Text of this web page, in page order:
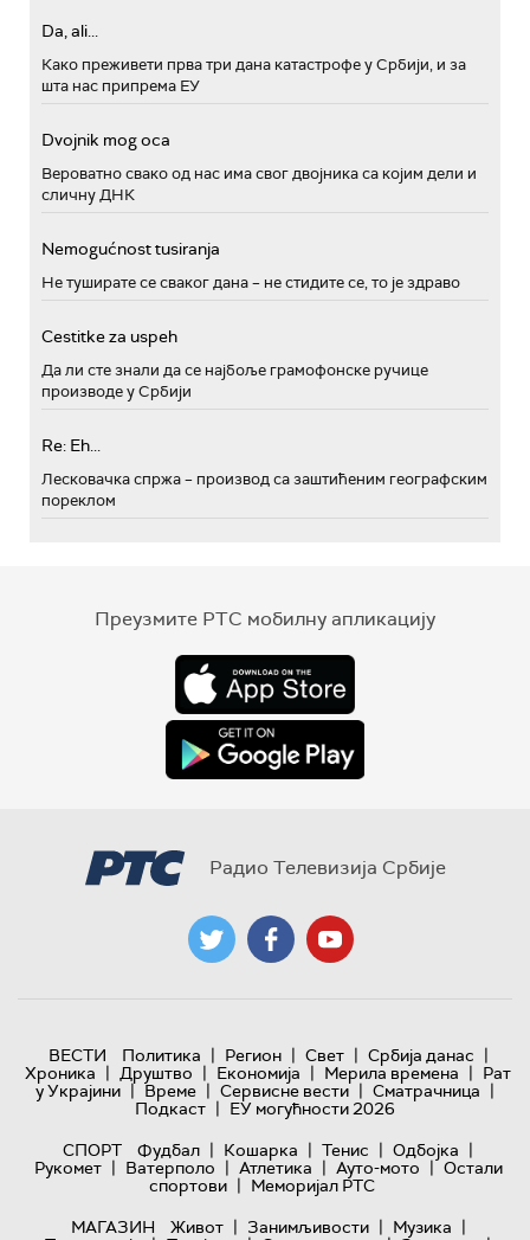
Da, ali...
Како преживети прва три дана катастрофе у Србији, и за
шта нас припрема ЕУ
Dvojnik mog oca
Вероватно свако од нас има свог двојника са којим дели и
сличну ДНК
Nemogućnost tusiranja
Не туширате се сваког дана – не стидите се, то је здраво
Cestitke za uspeh
Да ли сте знали да се најбоље грамофонске ручице
производе у Србији
Re: Eh...
Лесковачка спржа – производ са заштићеним географским
пореклом
Преузмите РТС мобилну апликацију
Радио Телевизија Србије
ВЕСТИ Политика | Регион | Свет | Србија данас |
Хроника | Друштво | Економија | Мерила времена | Рат
у Украјини | Време | Сервисне вести | Сматрачница |
Подкаст | ЕУ могућности 2026
СПОРТ
Фудбал | Кошарка | Тенис | Одбојка |
Рукомет | Ватерполо | Атлетика | Ауто-мото | Остали
спортови | Меморијал РТС
МАГАЗИН
Живот | Занимљивости | Музика |